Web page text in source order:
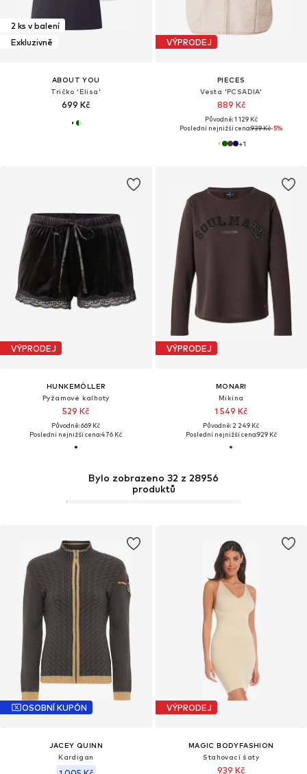
2 ks v balení
Exkluzivně
ABOUT YOU
Tričko 'Elisa'
699 Kč
VÝPRODEJ
PIECES
Vesta 'PCSADIA'
889 Kč
Původně: 1 129 Kč
Poslední nejnižší cena:939 Kč-5%
+1
VÝPRODEJ
HUNKEMÖLLER
Pyžamové kalhoty
529 Kč
Původně: 669 Kč
Poslední nejnižší cena:476 Kč
VÝPRODEJ
MONARI
Mikina
1 549 Kč
Původně: 2 249 Kč
Poslední nejnižší cena:929 Kč
Bylo zobrazeno 32 z 28956
produktů
OSOBNÍ KUPÓN
JACEY QUINN
Kardigan
VÝPRODEJ
MAGIC BODYFASHION
Stahovací šaty
939 Kč